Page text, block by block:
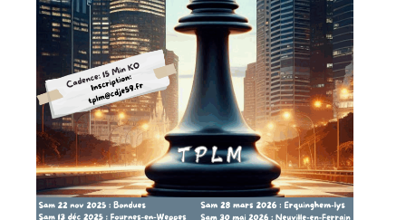
» Métropole Européenne de Lille
VIE PRATIQUE
» Actualités
» Agenda
» Aide à la famille
» Commerces et artisans